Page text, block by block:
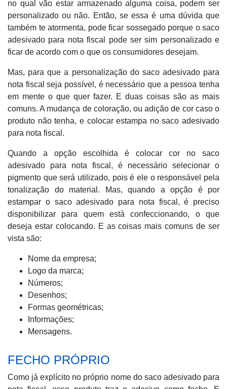
no qual vão estar armazenado alguma coisa, podem ser
personalizado ou não. Então, se essa é uma dúvida que
também te atormenta, pode ficar sossegado porque o saco
adesivado para nota fiscal pode ser sim personalizado e
ficar de acordo com o que os consumidores desejam.
Mas, para que a personalização do saco adesivado para
nota fiscal seja possível, é necessário que a pessoa tenha
em mente o que quer fazer. E duas coisas são as mais
comuns. A mudança de coloração, ou adição de cor caso o
produto não tenha, e colocar estampa no saco adesivado
para nota fiscal.
Quando a opção escolhida é colocar cor no saco
adesivado para nota fiscal, é necessário selecionar o
pigmento que será utilizado, pois é ele o responsável pela
tonalização do material. Mas, quando a opção é por
estampar o saco adesivado para nota fiscal, é preciso
disponibilizar para quem está confeccionando, o que
deseja estar colocando. E as coisas mais comuns de ser
vista são:
Nome da empresa;
Logo da marca;
Números;
Desenhos;
Formas geométricas;
Informações;
Mensagens.
FECHO PRÓPRIO
Como já explícito no próprio nome do saco adesivado para